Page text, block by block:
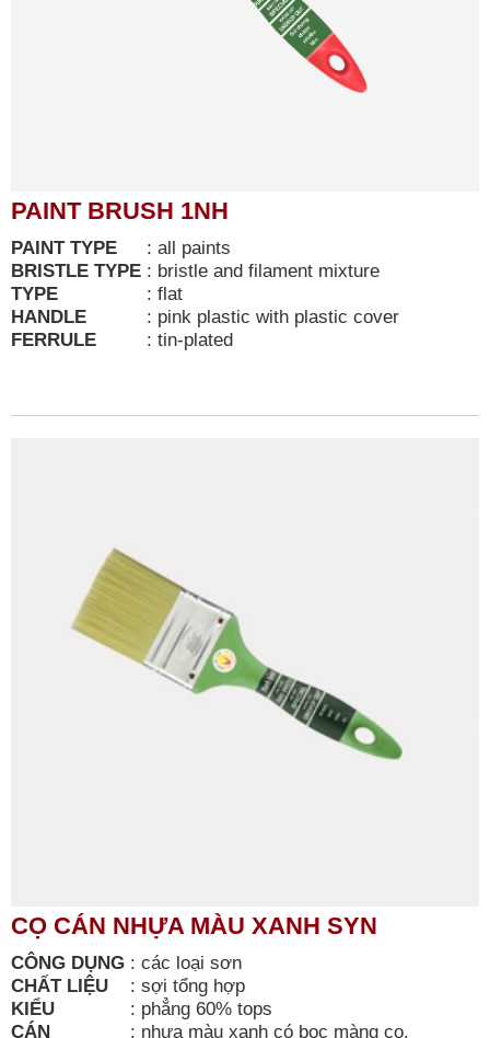
PAINT BRUSH 1NH
PAINT TYPE : all paints
BRISTLE TYPE : bristle and filament mixture
TYPE
: flat
HANDLE
: pink plastic with plastic cover
FERRULE
: tin-plated
CỌ CÁN NHỰA MÀU XANH SYN
CÔNG DỤNG : các loại sơn
CHẤT LIỆU
: sợi tổng hợp
KIỂU
: phẳng 60% tops
CÁN
: nhựa màu xanh có bọc màng co.